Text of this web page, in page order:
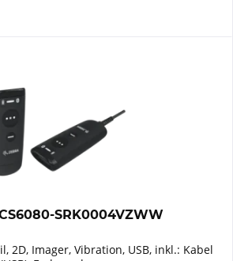
SRK0004VZWW
2D, Imager, Vibration, USB, inkl.: Kabel